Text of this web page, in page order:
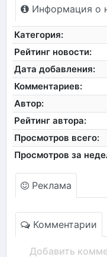
Информация о
Категория:
Рейтинг новости:
Дата добавления:
Комментариев:
Автор:
Рейтинг автора:
Просмотров всего:
Просмотров за
Реклама
Комментарии
Добавить